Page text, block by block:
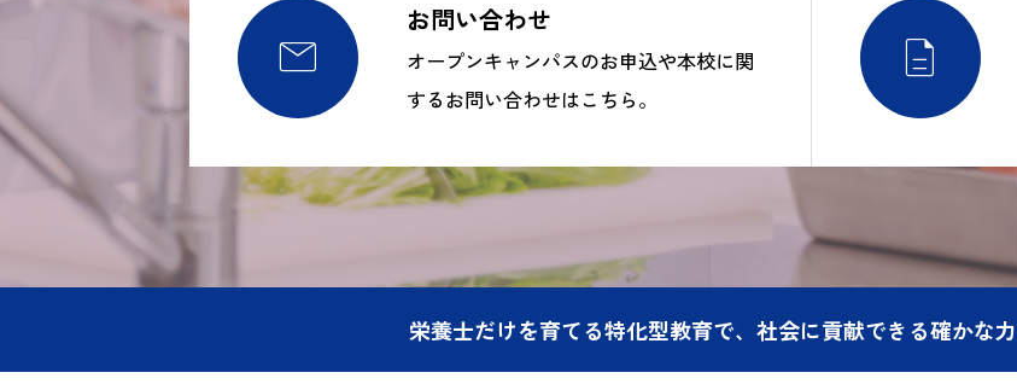

お問い合わせ
オープンキャンパスのお申込や本校に関
するお問い合わせはこちら。

栄養士だけを育てる特化型教育で、社会に貢献できる確かな